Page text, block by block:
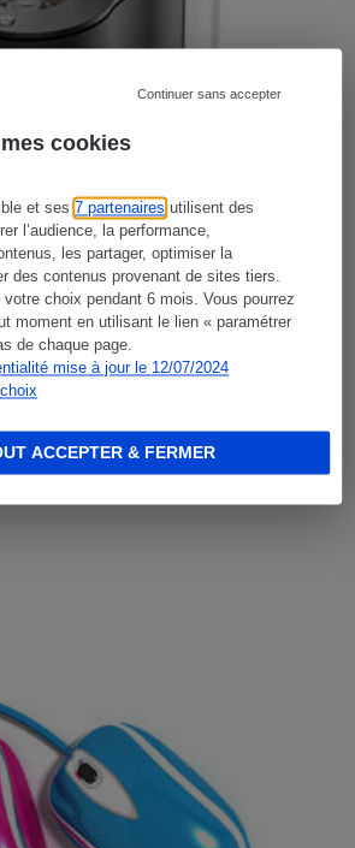
cookies
et ses7 partenaires utilisent des
l’audience, la performance,
les partager, optimiser la
des contenus provenant de sites tiers.
votre choix pendant 6 mois. Vous pourrez
moment en utilisant le lien « paramétrer
de chaque page.
mise à jour le 12/07/2024
Continuer sans accepter
ACCEPTER & FERMER
zéro déchet CoffeeB (vidéo)